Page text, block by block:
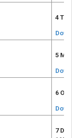
4
5
6
7